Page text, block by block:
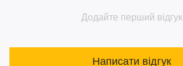
Додайте перший відгук
Написати відгук